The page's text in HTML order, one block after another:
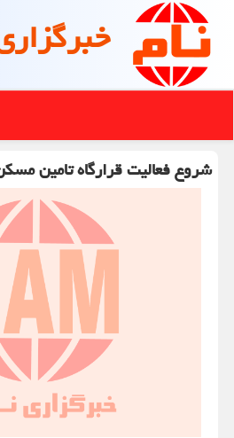
شروع فعالیت قرارگاه تامین